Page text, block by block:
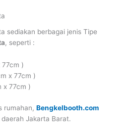
sediakan berbagai jenis Tipe
, seperti :
)
x 77cm )
x 77cm )
rumahan, Bengkelbooth.com
Jakarta Barat.